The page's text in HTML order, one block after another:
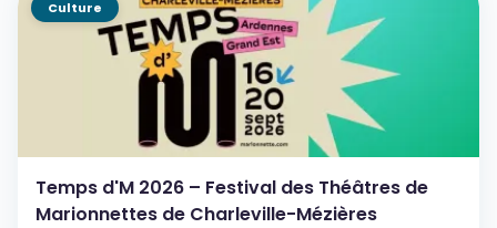
Culture
Temps d'M 2026 – Festival des Théâtres de
Marionnettes de Charleville-Mézières